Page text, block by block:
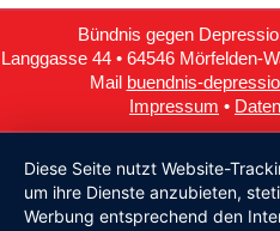
Bündnis gegen
Langgasse 44 • 64546 Mörfelden-
Mail buendnis-
Impressum •
Diese Seite nutzt Website-
um ihre Dienste anzubieten,
Werbung entsprechend den